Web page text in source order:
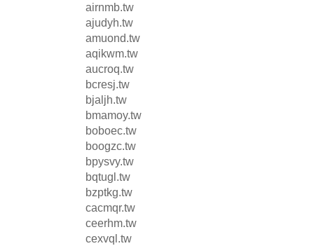
airnmb.tw
ajudyh.tw
amuond.tw
aqikwm.tw
aucroq.tw
bcresj.tw
bjaljh.tw
bmamoy.tw
boboec.tw
boogzc.tw
bpysvy.tw
bqtugl.tw
bzptkg.tw
cacmqr.tw
ceerhm.tw
cexvql.tw